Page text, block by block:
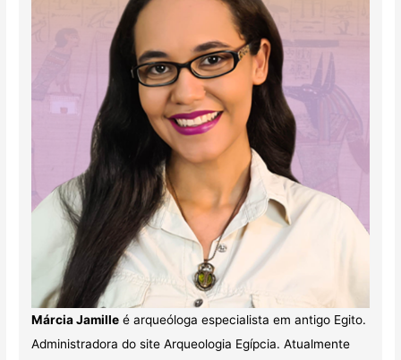
Márcia Jamilleé arqueóloga especialista em antigo Egito.
Administradora do site Arqueologia Egípcia. Atualmente